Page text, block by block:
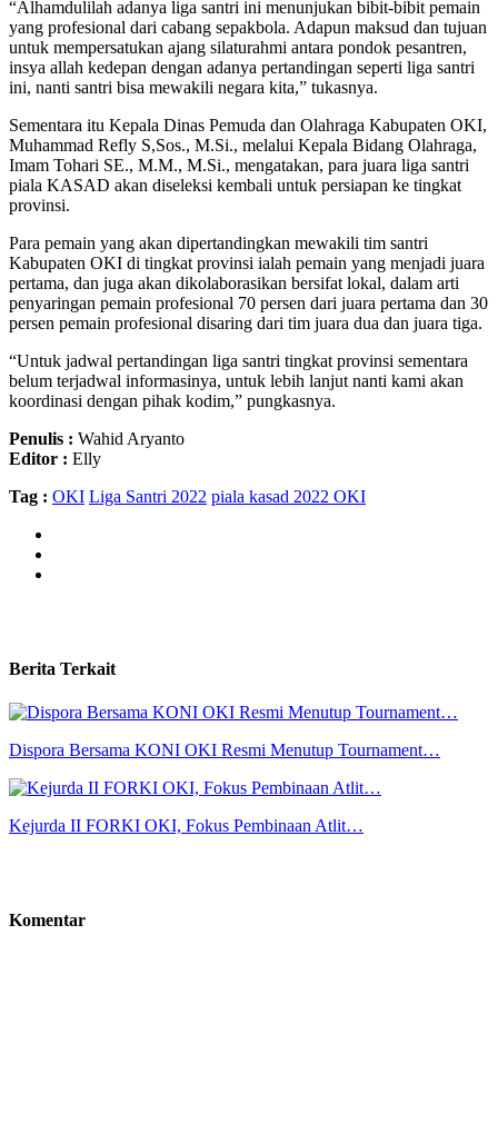
“Alhamdulilah adanya liga santri ini menunjukan bibit-bibit pemain
yang profesional dari cabang sepakbola. Adapun maksud dan tujuan
untuk mempersatukan ajang silaturahmi antara pondok pesantren,
insya allah kedepan dengan adanya pertandingan seperti liga santri
ini, nanti santri bisa mewakili negara kita,” tukasnya.
Sementara itu Kepala Dinas Pemuda dan Olahraga Kabupaten OKI,
Muhammad Refly S,Sos., M.Si., melalui Kepala Bidang Olahraga,
Imam Tohari SE., M.M., M.Si., mengatakan, para juara liga santri
piala KASAD akan diseleksi kembali untuk persiapan ke tingkat
provinsi.
Para pemain yang akan dipertandingkan mewakili tim santri
Kabupaten OKI di tingkat provinsi ialah pemain yang menjadi juara
pertama, dan juga akan dikolaborasikan bersifat lokal, dalam arti
penyaringan pemain profesional 70 persen dari juara pertama dan 30
persen pemain profesional disaring dari tim juara dua dan juara tiga.
“Untuk jadwal pertandingan liga santri tingkat provinsi sementara
belum terjadwal informasinya, untuk lebih lanjut nanti kami akan
koordinasi dengan pihak kodim,” pungkasnya.
Penulis : Wahid Aryanto
Editor : Elly
Tag : OKI Liga Santri 2022 piala kasad 2022 OKI
Berita Terkait
Dispora Bersama KONI OKI Resmi Menutup Tournament…
Kejurda II FORKI OKI, Fokus Pembinaan Atlit…
Komentar